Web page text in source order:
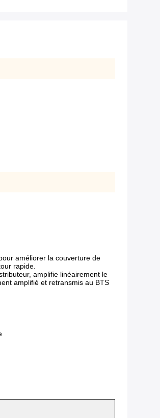
améliorer la couverture de
rapide.
amplifie linéairement le
amplifié et retransmis au BTS